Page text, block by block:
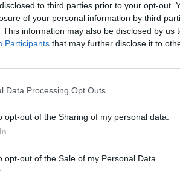
to third parties prior to your opt-out.
of your personal information by third
This information may also be disclosed by us
Participants that may further disclose it to
Data Processing Opt Outs
opt-out of the Sharing of my personal data.
opt-out of the Sale of my Personal Data.
Dronero (114)
Entracque (21)
Envie (20)
Farigliano (49)
Faule (6)
Feisoglio (9)
Frabosa Soprana (8)